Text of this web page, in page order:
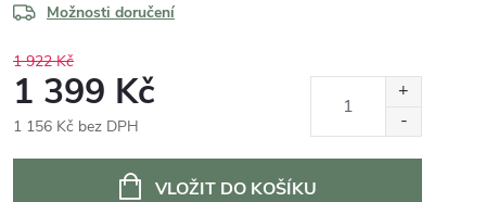
Možnosti doručení
1 922 Kč
1 399 Kč
1 156 Kč bez DPH
VLOŽIT DO KOŠÍKU